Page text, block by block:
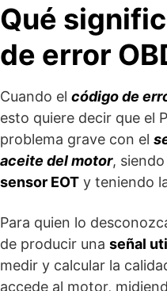
Qué
de error
Cuando el código de
esto quiere decir que el
problema grave con el
aceite del motor,
sensor EOT y teniendo
Para quien lo
de producir una señal
medir y calcular la
accede al motor,